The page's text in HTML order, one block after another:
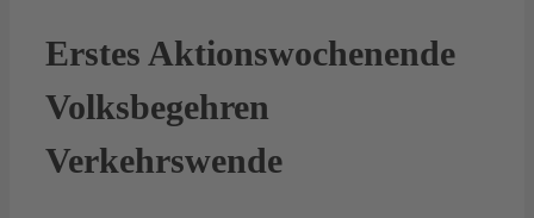
Erstes Aktionswochenende
Volksbegehren
Verkehrswende